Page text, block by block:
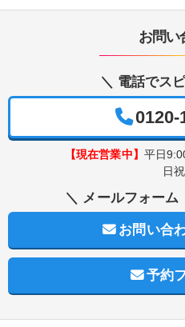
お問い
＼ 電話でス
0120-
【現在営業中】 平日
日
＼ メールフォーム
お問い合
予約